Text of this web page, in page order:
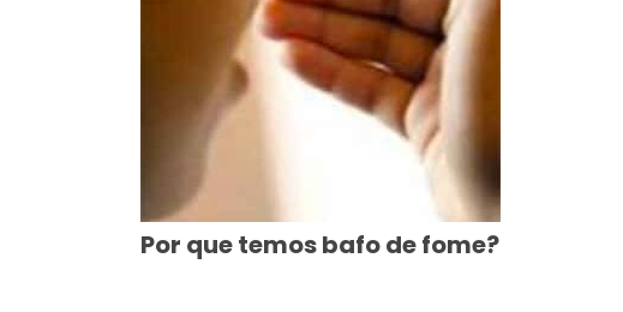
Por que temos bafo de fome?